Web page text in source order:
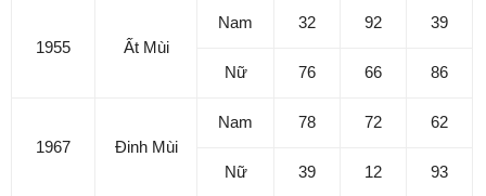
1955 Ất Mùi
Nam 32 92 39
Nữ 76 66 86
1967 Đinh Mùi
Nam 78 72 62
Nữ 39 12 93